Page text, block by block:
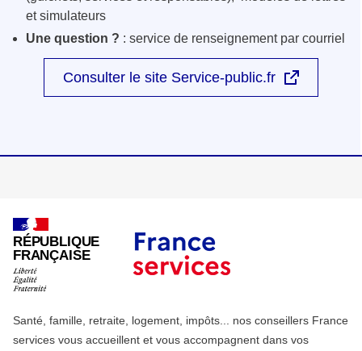
et simulateurs
Une question ? : service de renseignement par courriel
Consulter le site Service-public.fr
RÉPUBLIQUE
FRANÇAISE
Santé, famille, retraite, logement, impôts... nos conseillers France
services vous accueillent et vous accompagnent dans vos